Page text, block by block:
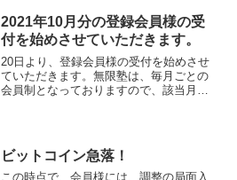
ごとの登録制です。よろしく...
2021年10月分の登録会員様の受
付を始めさせていただきます。
20日より、登録会員様の受付を始めさせ
ていただきます。無限塾は、毎月ごとの
会員制となっておりますので、該当月に
合】１．２．３．PayP...
ビットコイン急落！
この時点で、会員様には、調整の局面入